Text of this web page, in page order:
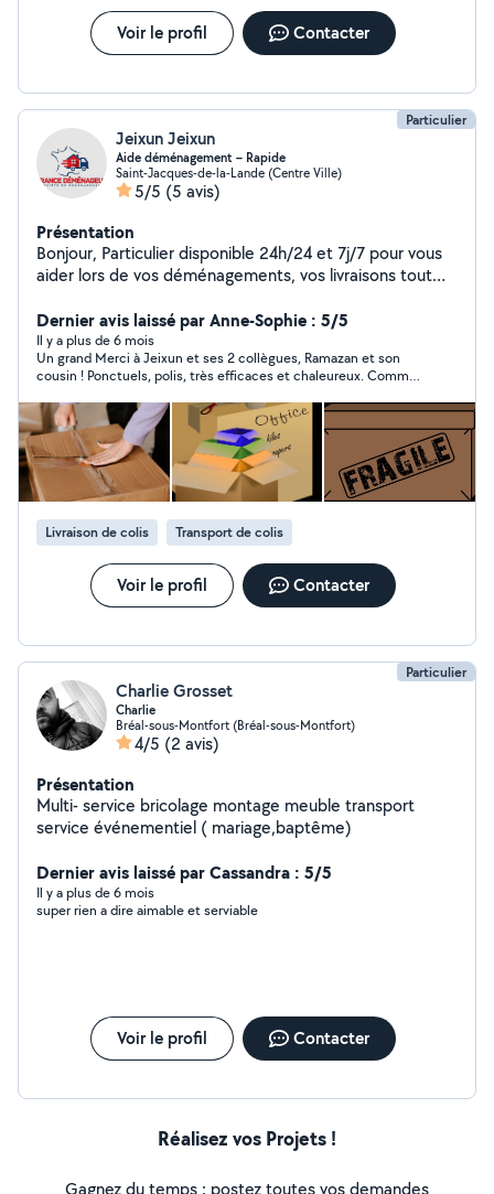
Voir le profil Contacter
Particulier
Jeixun Jeixun
Aide déménagement – Rapide
Saint-Jacques-de-la-Lande (Centre Ville)
5/5 (5 avis)
Présentation
Bonjour, Particulier disponible 24h/24 et 7j/7 pour vous
aider lors de vos déménagements, vos livraisons tout
contacter pour bénéficier de ces services.
Dernier avis laissé par Anne-Sophie : 5/5
Il y a plus de 6 mois
Un grand Merci à Jeixun et ses 2 collègues, Ramazan et son
cousin ! Ponctuels, polis, très efficaces et chaleureux. Comme
gros travail lors de mon déménagement en portant notamment
des charges très lourdes. Je recommande vivement !!
Livraison de colis Transport de colis
Voir le profil Contacter
Particulier
Charlie Grosset
Charlie
Bréal-sous-Montfort (Bréal-sous-Montfort)
4/5 (2 avis)
Présentation
Multi- service bricolage montage meuble transport
service événementiel ( mariage,baptême)
Dernier avis laissé par Cassandra : 5/5
Il y a plus de 6 mois
super rien a dire aimable et serviable
Voir le profil Contacter
Réalisez vos Projets !
Gagnez du temps : postez toutes vos demandes